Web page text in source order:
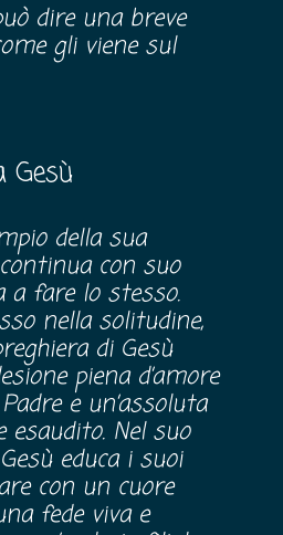
dire una breve
gli viene sul
Gesù
della sua
con suo
a fare lo stesso.
nella solitudine,
di Gesù
piena d’amore
e un’assoluta
esaudito. Nel suo
educa i suoi
con un cuore
fede viva e